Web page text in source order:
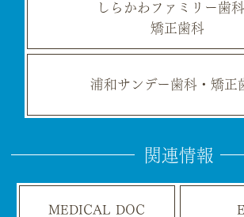
しらかわファミリー歯科
矯正歯科
浦和サンデー歯科・矯正
関連情報
MEDICAL DOC